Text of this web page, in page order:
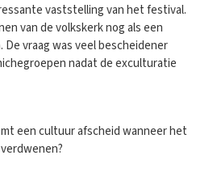
vaststelling van het festival.
van de volkskerk nog als een
vraag was veel bescheidener
nadat de exculturatie
een cultuur afscheid wanneer het